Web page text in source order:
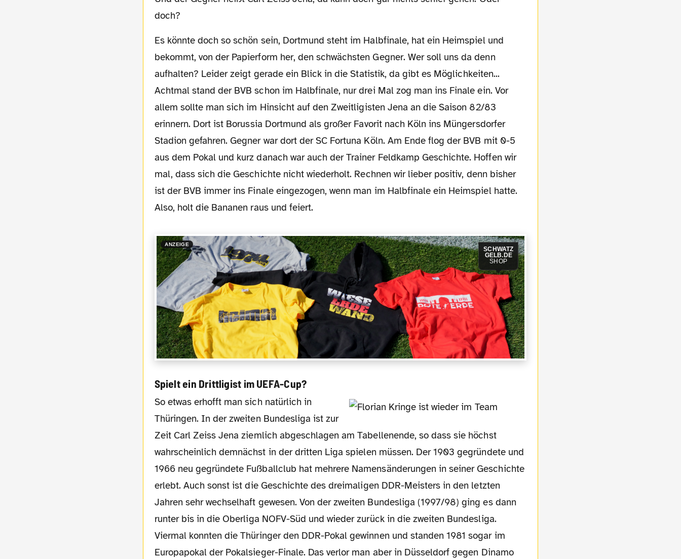
doch?
Es könnte doch so schön sein, Dortmund steht im Halbfinale, hat ein Heimspiel und
bekommt, von der Papierform her, den schwächsten Gegner. Wer soll uns da denn
aufhalten? Leider zeigt gerade ein Blick in die Statistik, da gibt es Möglichkeiten...
Achtmal stand der BVB schon im Halbfinale, nur drei Mal zog man ins Finale ein. Vor
allem sollte man sich im Hinsicht auf den Zweitligisten Jena an die Saison 82/83
erinnern. Dort ist Borussia Dortmund als großer Favorit nach Köln ins Müngersdorfer
Stadion gefahren. Gegner war dort der SC Fortuna Köln. Am Ende flog der BVB mit 0-5
aus dem Pokal und kurz danach war auch der Trainer Feldkamp Geschichte. Hoffen wir
mal, dass sich die Geschichte nicht wiederholt. Rechnen wir lieber positiv, denn bisher
ist der BVB immer ins Finale eingezogen, wenn man im Halbfinale ein Heimspiel hatte.
Also, holt die Bananen raus und feiert.
ANZEIGE
SCHWATZ
GELB.DE
SHOP
Spielt ein Drittligist im UEFA-Cup?
So etwas erhofft man sich natürlich in
Thüringen. In der zweiten Bundesliga ist zur
Zeit Carl Zeiss Jena ziemlich abgeschlagen am Tabellenende, so dass sie höchst
wahrscheinlich demnächst in der dritten Liga spielen müssen. Der 1903 gegründete und
1966 neu gegründete Fußballclub hat mehrere Namensänderungen in seiner Geschichte
erlebt. Auch sonst ist die Geschichte des dreimaligen DDR-Meisters in den letzten
Jahren sehr wechselhaft gewesen. Von der zweiten Bundesliga (1997/98) ging es dann
runter bis in die Oberliga NOFV-Süd und wieder zurück in die zweiten Bundesliga.
Viermal konnten die Thüringer den DDR-Pokal gewinnen und standen 1981 sogar im
Europapokal der Pokalsieger-Finale. Das verlor man aber in Düsseldorf gegen Dinamo